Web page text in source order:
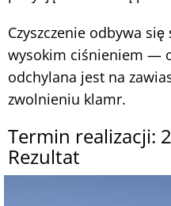
Czyszczenie odbywa
wysokim ciśnieniem —
odchylana jest na
zwolnieniu klamr.
Termin realizacji:
Rezultat